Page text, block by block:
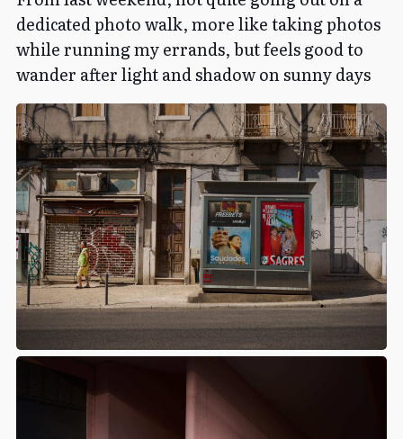
dedicated photo walk, more like taking photos
while running my errands, but feels good to
wander after light and shadow on sunny days